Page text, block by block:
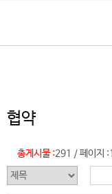
건
대
학
교
메
로
협약
총게시물 :291 /페이지 :